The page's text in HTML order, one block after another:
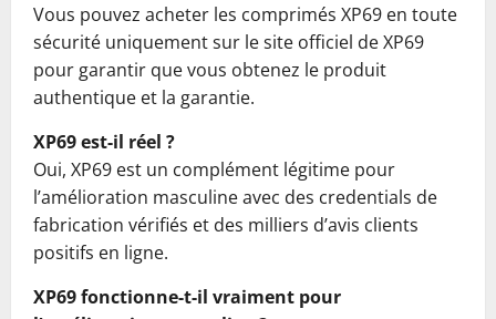
Vous pouvez acheter les comprimés XP69 en toute
sécurité uniquement sur le site officiel de XP69
pour garantir que vous obtenez le produit
authentique et la garantie.
XP69 est-il réel ?
Oui, XP69 est un complément légitime pour
l’amélioration masculine avec des credentials de
fabrication vérifiés et des milliers d’avis clients
positifs en ligne.
XP69 fonctionne-t-il vraiment pour